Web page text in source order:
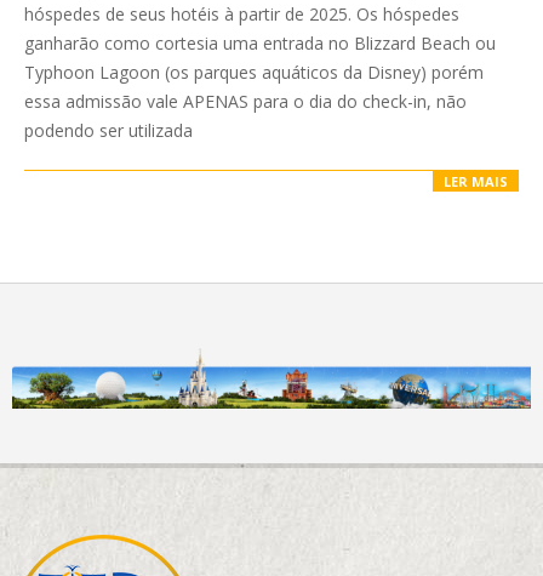
hóspedes de seus hotéis à partir de 2025. Os hóspedes
ganharão como cortesia uma entrada no Blizzard Beach ou
Typhoon Lagoon (os parques aquáticos da Disney) porém
essa admissão vale APENAS para o dia do check-in, não
podendo ser utilizada
LER MAIS